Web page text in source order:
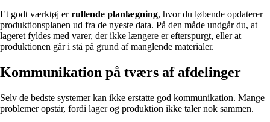
Et godt værktøj errullende planlægning, hvor du løbende opdaterer
produktionsplanen ud fra de nyeste data. På den måde undgår du, at
lageret fyldes med varer, der ikke længere er efterspurgt, eller at
produktionen går i stå på grund af manglende materialer.
Kommunikation på tværs af afdelinger
Selv de bedste systemer kan ikke erstatte god kommunikation. Mange
problemer opstår, fordi lager og produktion ikke taler nok sammen.